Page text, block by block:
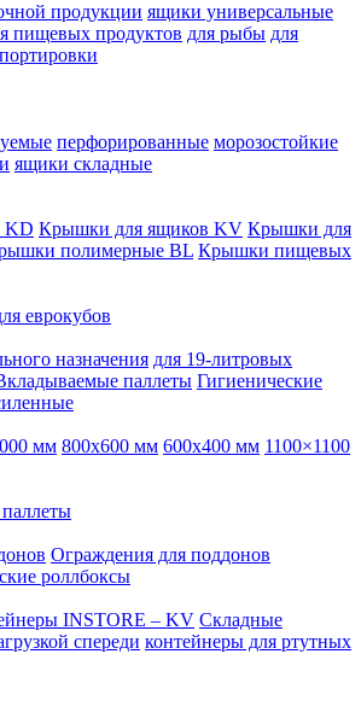
продукции ящики универсальные
пищевых продуктов для рыбы для
перфорированные морозостойкие
ящики складные
KD Крышки для ящиков KV Крышки для
полимерные BL Крышки пищевых
еврокубов
назначения для 19-литровых
паллеты Гигиенические
мм 800х600 мм 600х400 мм 1100×1100
Ограждения для поддонов
роллбоксы
INSTORE – KV Складные
спереди контейнеры для ртутных